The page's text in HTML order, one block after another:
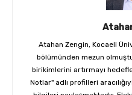
Atahan Zengin, Kocaeli
bölümünden mezun
birikimlerini artırmayı
Notlar" adlı profilleri